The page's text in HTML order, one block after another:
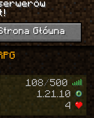
Główna
108/ 500
1.21.10
4